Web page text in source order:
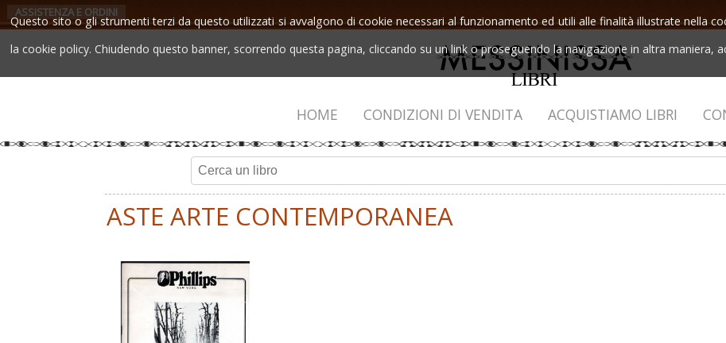
Questo sito o gli strumenti terzi da questo utilizzati si avvalgono di cookie necessari al funzionamento ed utili alle finalità illustrate nella
la cookie policy. Chiudendo questo banner, scorrendo questa pagina, cliccando su un link o proseguendo la navigazione in altra maniera,
ASSISTENZA E ORDINI
HOME CONDIZIONI DI VENDITA ACQUISTIAMO LIBRI
ASTE ARTE CONTEMPORANEA